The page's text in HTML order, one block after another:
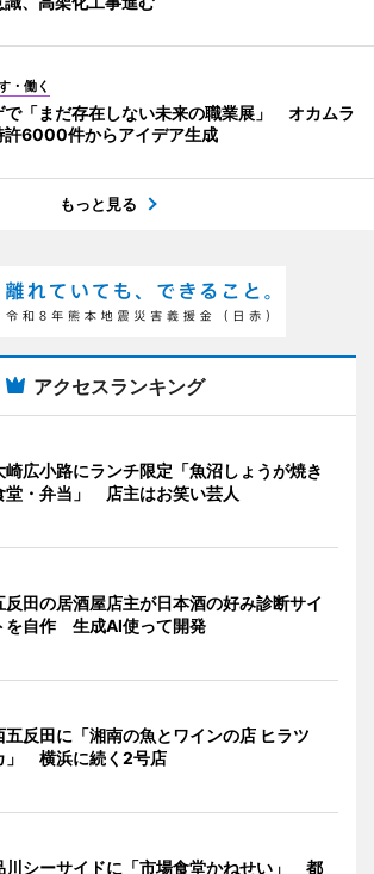
・働く
で「まだ存在しない未来の職業展」 オカムラ
許6000件からアイデア生成
もっと見る
アクセスランキング
崎広小路にランチ限定「魚沼しょうが焼き
堂・弁当」 店主はお笑い芸人
反田の居酒屋店主が日本酒の好み診断サイ
を自作 生成AI使って開発
五反田に「湘南の魚とワインの店 ヒラツ
」 横浜に続く2号店
川シーサイドに「市場食堂かねせい」 都